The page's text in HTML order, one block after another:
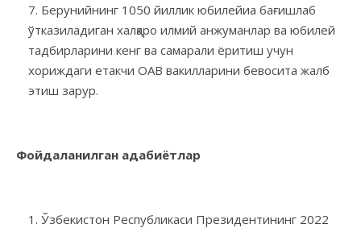
Берунийнинг 1050 йиллик юбилейиа бағишлаб
ўтказиладиган халқаро илмий анжуманлар ва юбилей
тадбирларини кенг ва самарали ёритиш учун
хориждаги етакчи ОАВ вакилларини бевосита жалб
этиш зарур.
Фойдаланилган адабиётлар
Ўзбекистон Республикаси Президентининг 2022